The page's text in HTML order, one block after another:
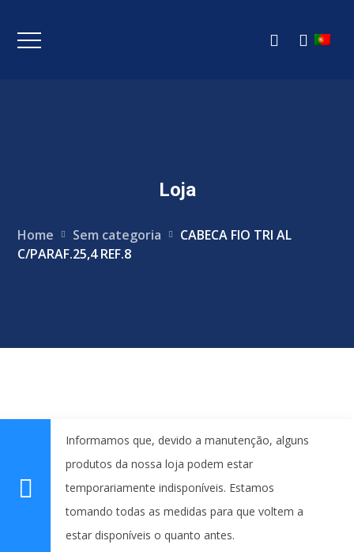
Loja
Home Sem categoria
CABECA FIO TRI AL
C/PARAF.25,4 REF.8
Informamos que, devido a manutenção, alguns
produtos da nossa loja podem estar
temporariamente indisponíveis. Estamos
tomando todas as medidas para que voltem a
estar disponíveis o quanto antes.